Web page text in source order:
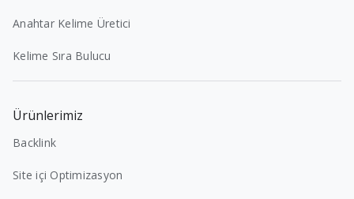
Anahtar Kelime Üretici
Kelime Sıra Bulucu
Ürünlerimiz
Backlink
Site içi Optimizasyon